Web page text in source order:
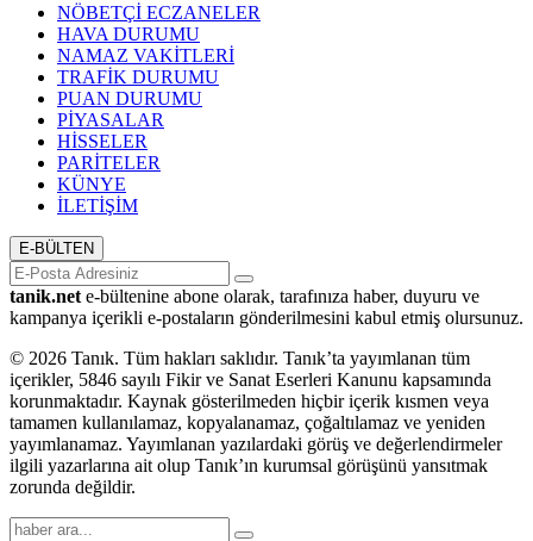
NÖBETÇİ ECZANELER
HAVA DURUMU
NAMAZ VAKİTLERİ
TRAFİK DURUMU
PUAN DURUMU
PİYASALAR
HİSSELER
PARİTELER
KÜNYE
İLETİŞİM
E-BÜLTEN
tanik.net e-bültenine abone olarak, tarafınıza haber, duyuru ve
kampanya içerikli e-postaların gönderilmesini kabul etmiş olursunuz.
© 2026 Tanık. Tüm hakları saklıdır. Tanık’ta yayımlanan tüm
içerikler, 5846 sayılı Fikir ve Sanat Eserleri Kanunu kapsamında
korunmaktadır. Kaynak gösterilmeden hiçbir içerik kısmen veya
tamamen kullanılamaz, kopyalanamaz, çoğaltılamaz ve yeniden
yayımlanamaz. Yayımlanan yazılardaki görüş ve değerlendirmeler
ilgili yazarlarına ait olup Tanık’ın kurumsal görüşünü yansıtmak
zorunda değildir.